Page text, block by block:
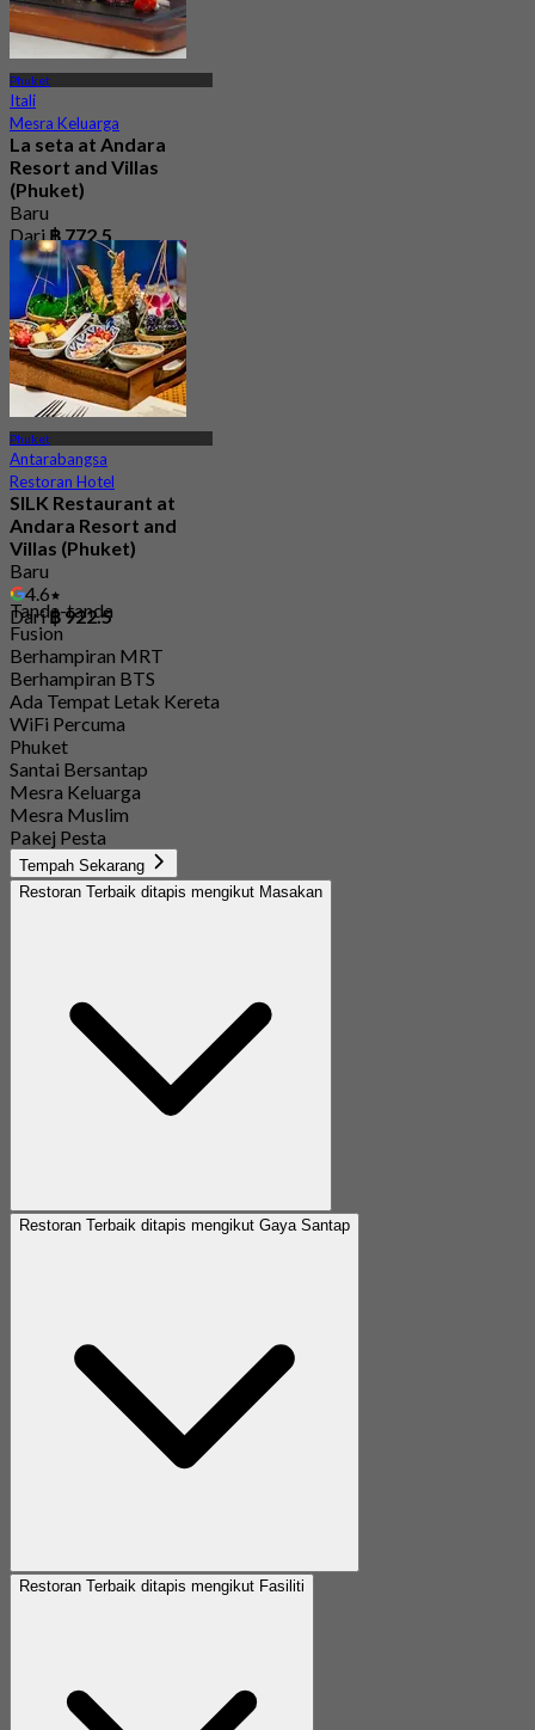
Phuket
Itali
Mesra Keluarga
La seta at Andara
Resort and Villas
(Phuket)
Baru
Dari฿ 772.5
Phuket
Antarabangsa
Restoran Hotel
SILK Restaurant at
Andara Resort and
Villas (Phuket)
Baru
4.6
Dari฿ 922.5
Tanda-tanda
Fusion
Berhampiran MRT
Berhampiran BTS
Ada Tempat Letak Kereta
WiFi Percuma
Phuket
Santai Bersantap
Mesra Keluarga
Mesra Muslim
Pakej Pesta
Tempah Sekarang
Restoran Terbaik ditapis mengikut Masakan
Restoran Terbaik ditapis mengikut Gaya Santap
Restoran Terbaik ditapis mengikut Fasiliti